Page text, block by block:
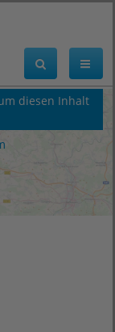
diesen Inhalt